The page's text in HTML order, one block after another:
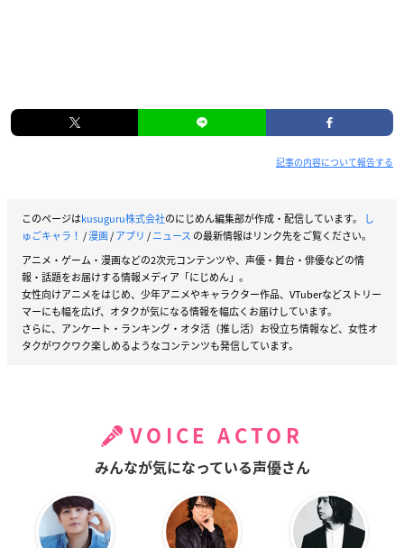
記事の内容について報告する
このページはkusuguru株式会社のにじめん編集部が作成・配信しています。
し
ゅごキャラ！ /漫画/アプリ /ニュース の最新情報はリンク先をご覧ください。
アニメ・ゲーム・漫画などの2次元コンテンツや、声優・舞台・俳優などの情
報・話題をお届けする情報メディア「にじめん」。
女性向けアニメをはじめ、少年アニメやキャラクター作品、VTuberなどストリー
マーにも幅を広げ、オタクが気になる情報を幅広くお届けしています。
さらに、アンケート・ランキング・オタ活（推し活）お役立ち情報など、女性オ
タクがワクワク楽しめるようなコンテンツも発信しています。
VOICE ACTOR
みんなが気になっている声優さん